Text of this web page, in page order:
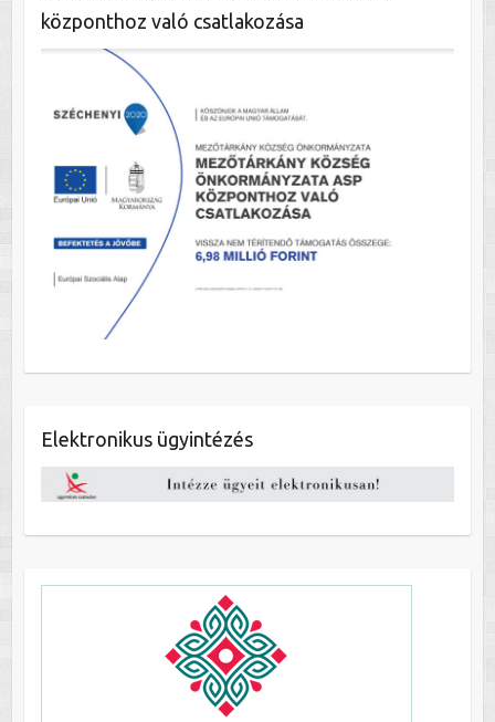
központhoz való csatlakozása
Elektronikus ügyintézés